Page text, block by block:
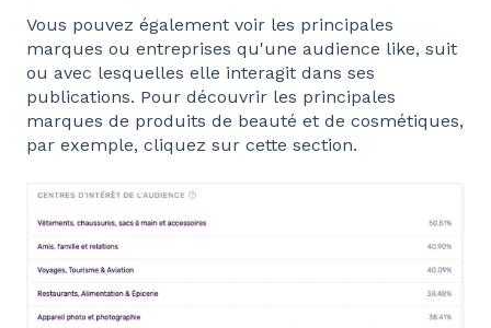
Vous pouvez également voir les principales
marques ou entreprises qu'une audience like, suit
ou avec lesquelles elle interagit dans ses
publications. Pour découvrir les principales
marques de produits de beauté et de cosmétiques,
par exemple, cliquez sur cette section.